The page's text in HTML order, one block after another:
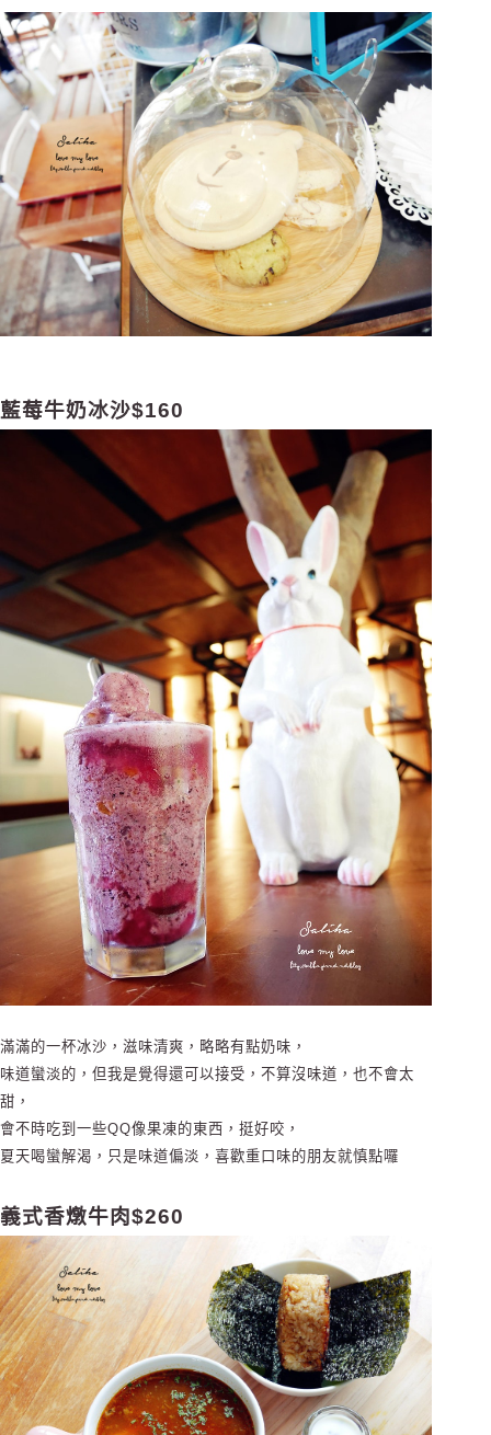
藍莓牛奶冰沙$160
滿滿的一杯冰沙，滋味清爽，略略有點奶味，
味道蠻淡的，但我是覺得還可以接受，不算沒味道，也不會太
甜，
會不時吃到一些QQ像果凍的東西，挺好咬，
夏天喝蠻解渴，只是味道偏淡，喜歡重口味的朋友就慎點囉
義式香燉牛肉$260